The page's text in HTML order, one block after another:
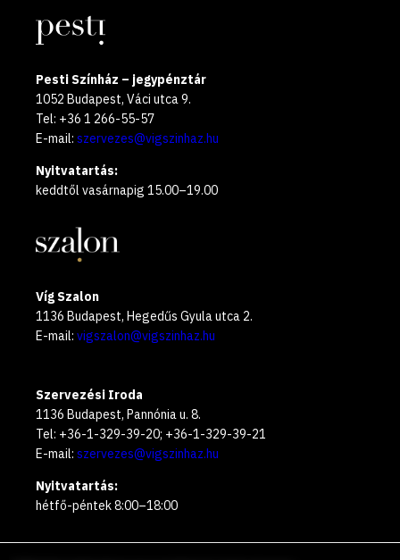
Pesti Színház – jegypénztár
1052 Budapest, Váci utca 9.
Tel: +36 1 266-55-57
E-mail: szervezes@vigszinhaz.hu
Nyitvatartás:
keddtől vasárnapig 15.00–19.00
Víg Szalon
1136 Budapest, Hegedűs Gyula utca 2.
E-mail: vigszalon@vigszinhaz.hu
Szervezési Iroda
1136 Budapest, Pannónia u. 8.
Tel: +36-1-329-39-20; +36-1-329-39-21
E-mail: szervezes@vigszinhaz.hu
Nyitvatartás:
hétfő-péntek 8:00–18:00